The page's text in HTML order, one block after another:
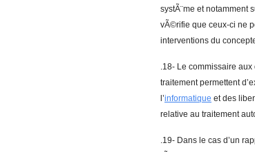
systÃ¨me et notamment
vÃ©rifie que ceux-ci ne
interventions du
.18- Le commissaire
traitement permettent
l’informatique et des
relative au traitement
.19- Dans le cas d’un